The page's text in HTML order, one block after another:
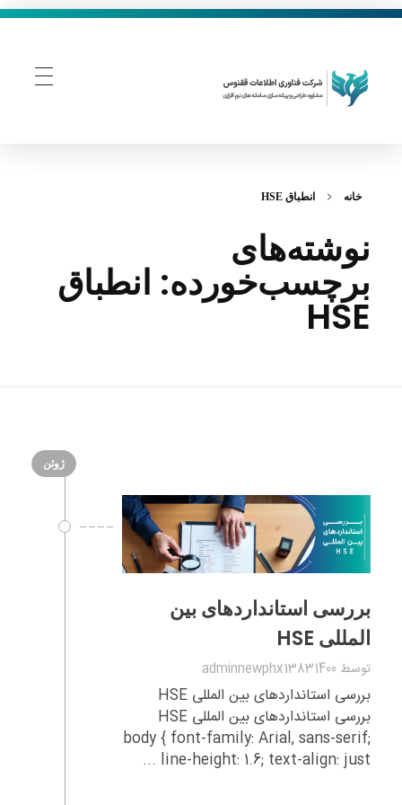
خانه انطباق HSE
نوشته‌های
برچسب‌خورده: انطباق
HSE
ژوئن
بررسی استانداردهای بین‌
المللی HSE
توسط adminnewphx13831400
بررسی استانداردهای بین‌ المللی HSE
بررسی استانداردهای بین‌ المللی HSE
body { font-family: Arial, sans-serif;
line-height: 1.6; text-align: just ...